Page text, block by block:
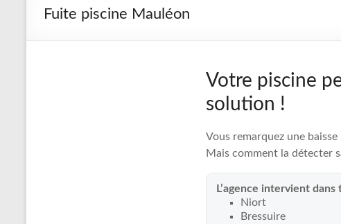
Fuite
Fuite piscine Mauléon
Votre piscine
solution !
Vous remarquez une
Mais comment la détecter
L’agence intervient
Niort
Bressuire